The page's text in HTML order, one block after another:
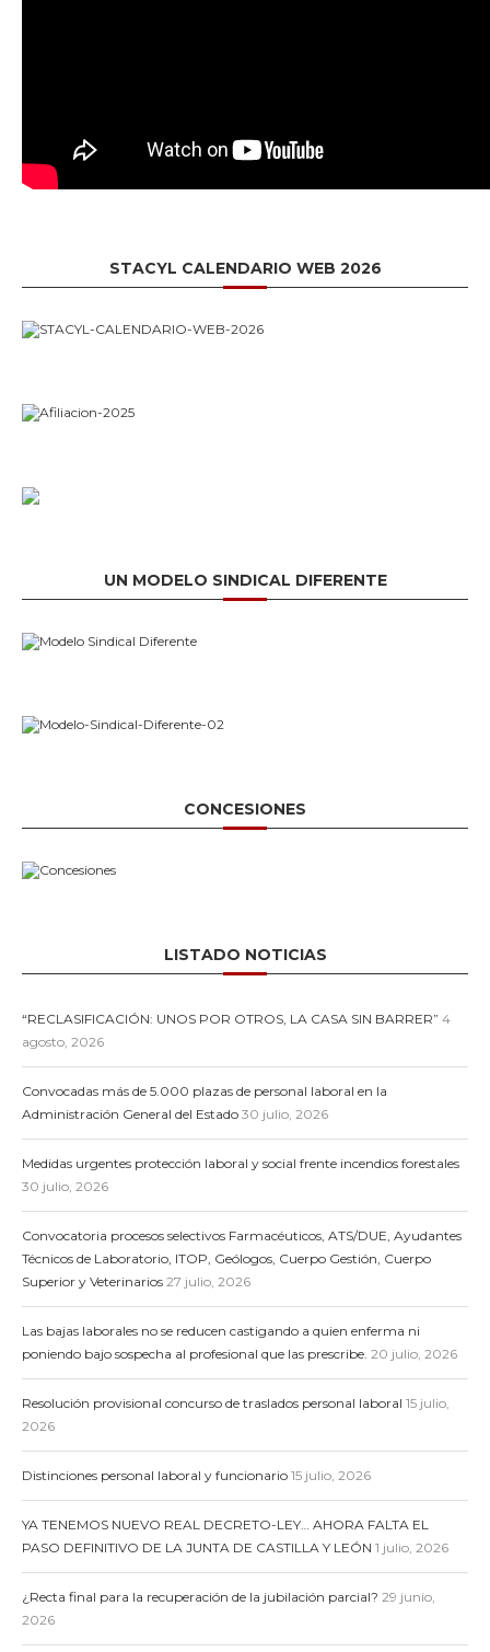
STACYL CALENDARIO WEB 2026
UN MODELO SINDICAL DIFERENTE
CONCESIONES
LISTADO NOTICIAS
“RECLASIFICACIÓN: UNOS POR OTROS, LA CASA SIN BARRER” 4
agosto, 2026
Convocadas más de 5.000 plazas de personal laboral en la
Administración General del Estado 30 julio, 2026
Medidas urgentes protección laboral y social frente incendios forestales
30 julio, 2026
Convocatoria procesos selectivos Farmacéuticos, ATS/DUE, Ayudantes
Técnicos de Laboratorio, ITOP, Geólogos, Cuerpo Gestión, Cuerpo
Superior y Veterinarios 27 julio, 2026
Las bajas laborales no se reducen castigando a quien enferma ni
poniendo bajo sospecha al profesional que las prescribe. 20 julio, 2026
Resolución provisional concurso de traslados personal laboral 15 julio,
2026
Distinciones personal laboral y funcionario 15 julio, 2026
YA TENEMOS NUEVO REAL DECRETO-LEY… AHORA FALTA EL
PASO DEFINITIVO DE LA JUNTA DE CASTILLA Y LEÓN 1 julio, 2026
¿Recta final para la recuperación de la jubilación parcial? 29 junio,
2026